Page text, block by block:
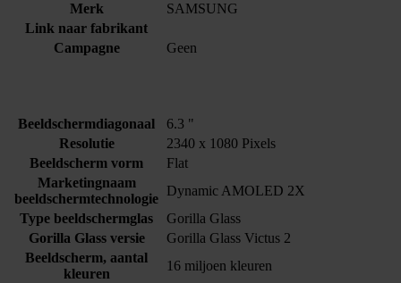
Merk
SAMSUNG
Link naar fabrikant
Campagne
Geen
Beeldschermdiagonaal
6.3 "
Resolutie
2340 x 1080 Pixels
Beeldscherm vorm
Flat
Marketingnaam
beeldschermtechnologie
Dynamic AMOLED 2X
Type beeldschermglas
Gorilla Glass
Gorilla Glass versie
Gorilla Glass Victus 2
Beeldscherm, aantal
kleuren
16 miljoen kleuren